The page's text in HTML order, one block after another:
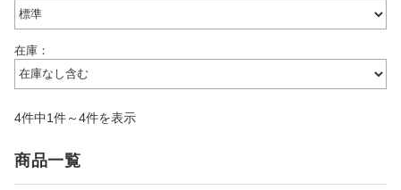
在庫：
4件中1件～4件を表示
商品一覧